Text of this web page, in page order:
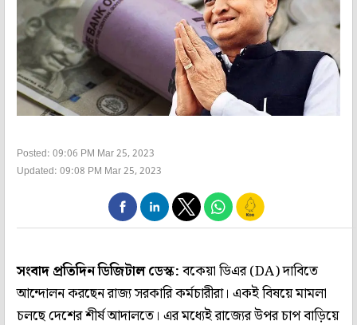
Posted: 09:06 PM Mar 25, 2023
Updated: 09:08 PM Mar 25, 2023
সংবাদ প্রতিদিন ডিজিটাল ডেস্ক:বকেয়া ডিএর (DA) দাবিতে
আন্দোলন করছেন রাজ্য সরকারি কর্মচারীরা। একই বিষয়ে মামলা
চলছে দেশের শীর্ষ আদালতে। এর মধ্যেই রাজ্যের উপর চাপ বাড়িয়ে